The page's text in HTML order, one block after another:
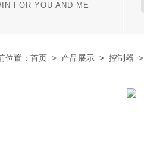
FOR YOU AND ME
位置： 首页 > 产品展示 > 控制器 >